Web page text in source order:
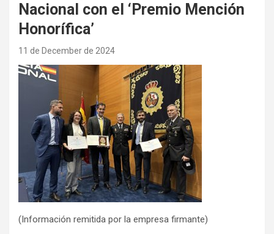
Nacional con el ‘Premio Mención
Honorífica’
11 de December de 2024
(Información remitida por la empresa firmante)